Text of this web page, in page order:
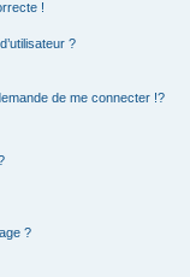
!
?
de me connecter !?
?